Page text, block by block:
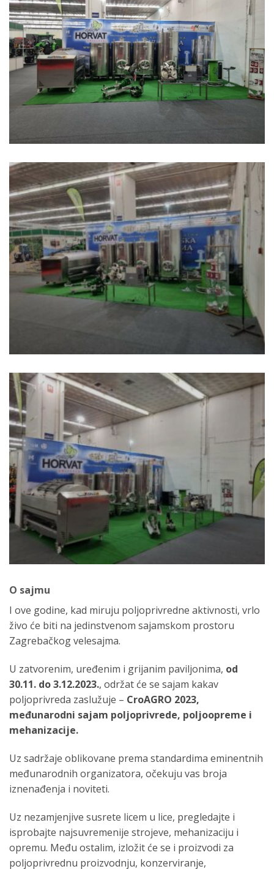
O sajmu
I ove godine, kad miruju poljoprivredne aktivnosti, vrlo
živo će biti na jedinstvenom sajamskom prostoru
Zagrebačkog velesajma.
U zatvorenim, uređenim i grijanim paviljonima, od
30.11. do 3.12.2023., održat će se sajam kakav
poljoprivreda zaslužuje – CroAGRO 2023,
međunarodni sajam poljoprivrede, poljoopreme i
mehanizacije.
Uz sadržaje oblikovane prema standardima eminentnih
međunarodnih organizatora, očekuju vas broja
iznenađenja i noviteti.
Uz nezamjenjive susrete licem u lice, pregledajte i
isprobajte najsuvremenije strojeve, mehanizaciju i
opremu. Među ostalim, izložit će se i proizvodi za
poljoprivrednu proizvodnju, konzerviranje,